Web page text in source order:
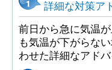
詳細な対策ア
前日から急に気温
も気温が下がらな
わせた詳細なアドバ